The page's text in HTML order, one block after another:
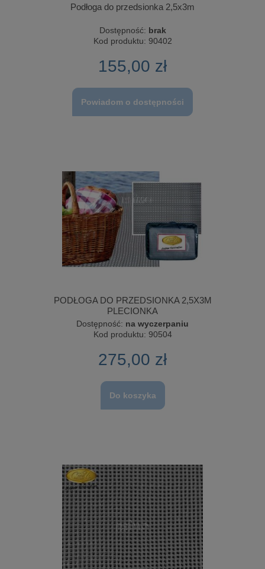
Podłoga do przedsionka 2,5x3m
Dostępność: brak
Kod produktu: 90402
155,00 zł
Powiadom o dostępności
PODŁOGA DO PRZEDSIONKA 2,5X3M
PLECIONKA
Dostępność: na wyczerpaniu
Kod produktu: 90504
275,00 zł
Do koszyka